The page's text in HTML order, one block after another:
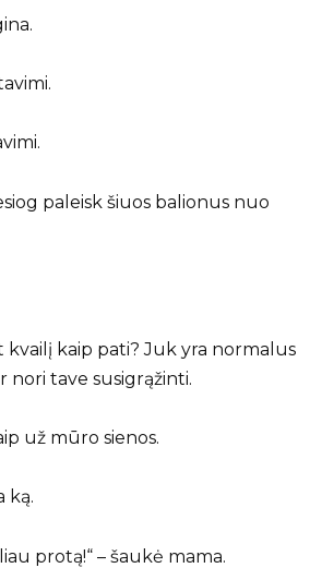
paleisk šiuos balionus nuo
kvailį kaip pati? Juk yra normalus
nori tave susigrąžinti.
už mūro sienos.
ką.
protą!“ – šaukė mama.